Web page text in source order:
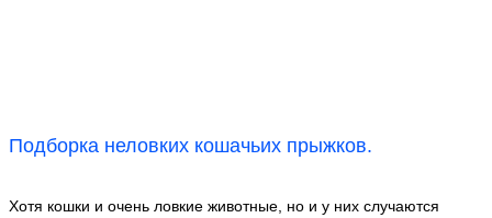
Подборка неловких кошачьих прыжков.
Хотя кошки и очень ловкие животные, но и у них случаются